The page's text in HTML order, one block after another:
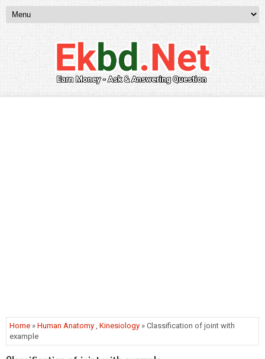
Home » Human Anatomy , Kinesiology » Classification of joint with
example